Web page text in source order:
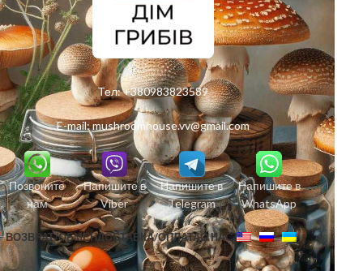
Тел:+380983823589
E-mail:mushroomhouse.vv@gmail.com
Позвоните
нам
Напишите в
Viber
Напишите в
Telegram
Напишите в
WhatsApp
ВОЗВРАТ/ОБМЕНДОСТАВКА/ОПЛАТАО НАС